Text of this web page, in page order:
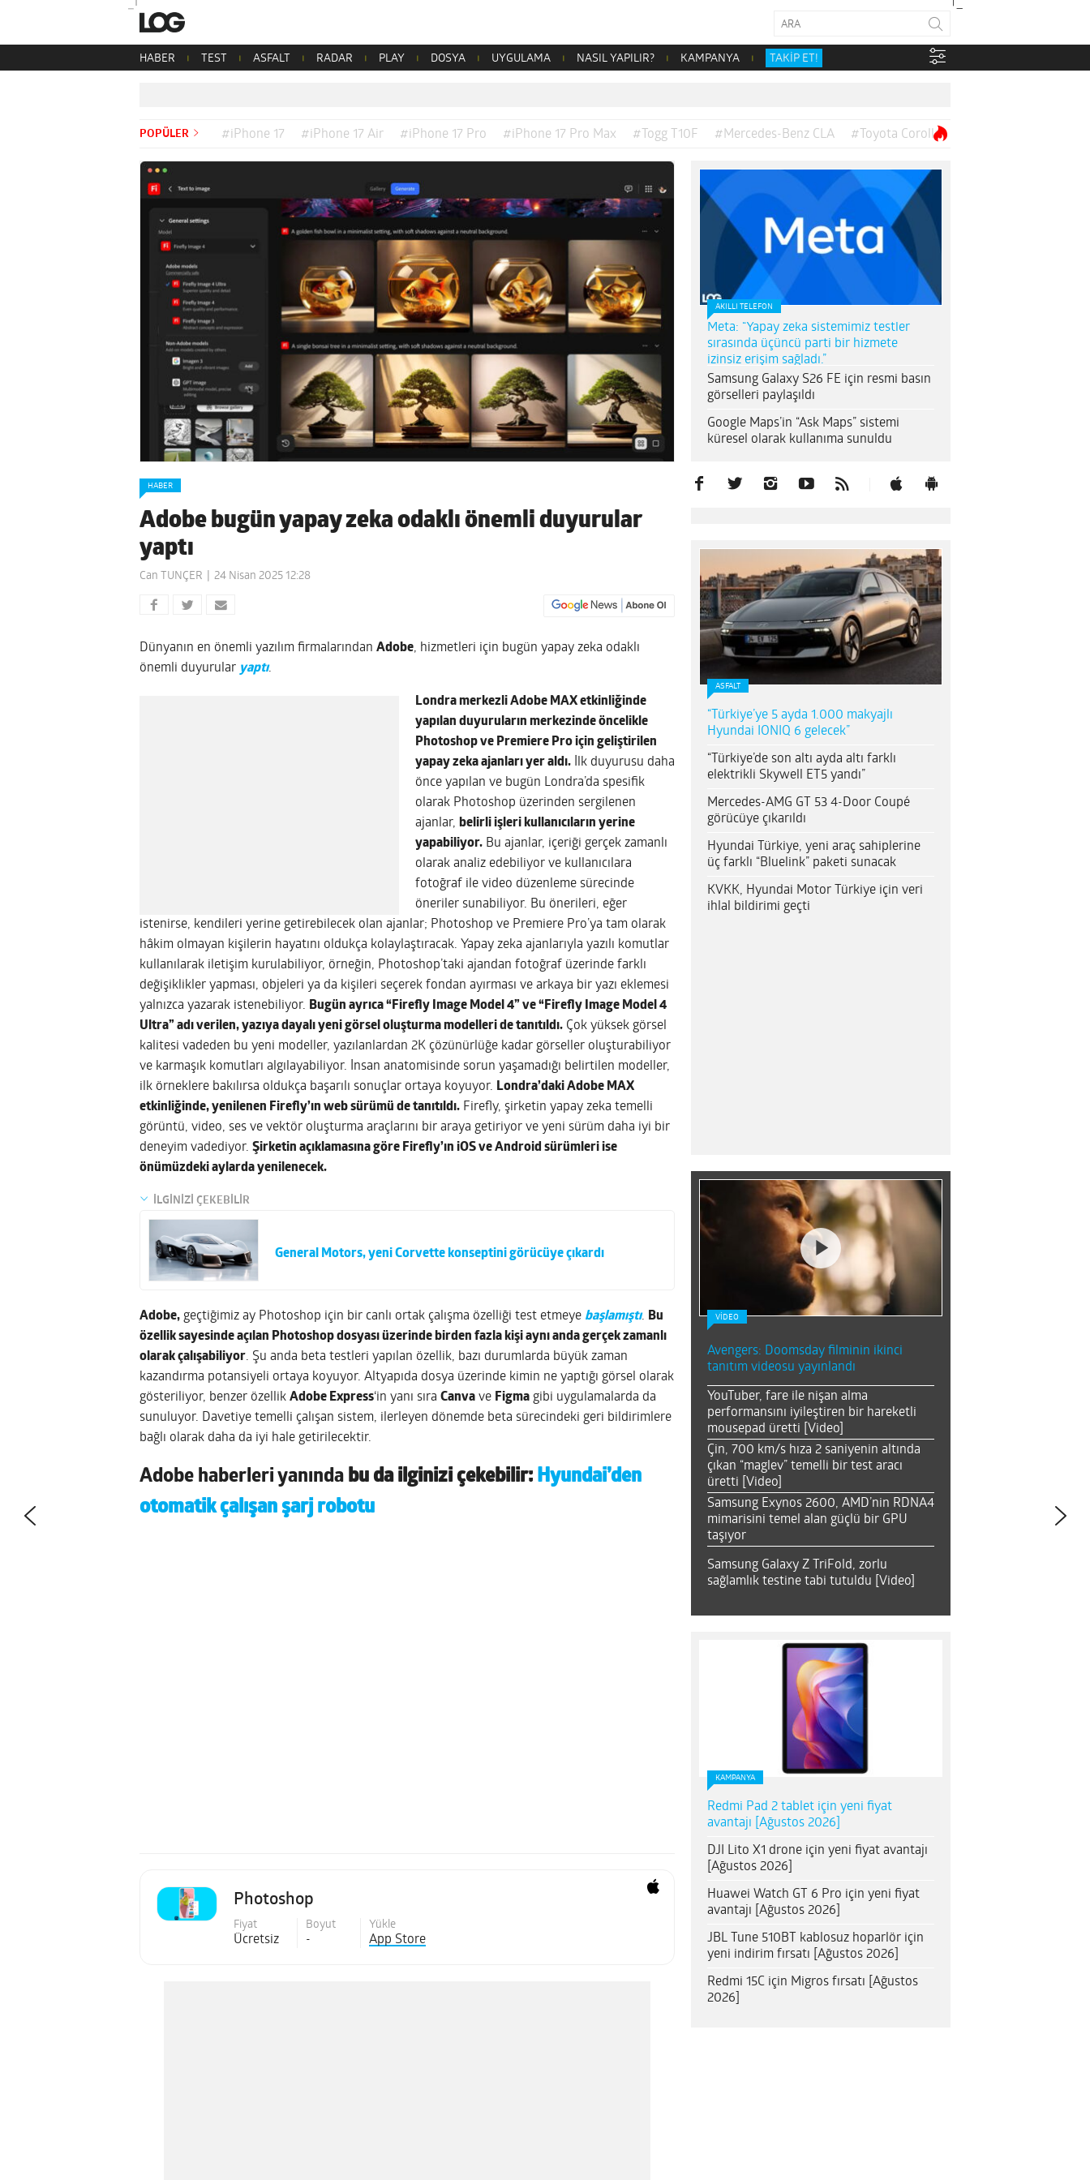
HABER TEST ASFALT RADAR PLAY DOSYA UYGULAMA NASIL YAPILIR? KAMPANYA TAKİP ET!
POPÜLER #iPhone 17 #iPhone 17 Air #iPhone 17 Pro #iPhone 17 Pro Max #Togg T10F #Mercedes-Benz CLA #Toyota Corolla
HABER
Adobe bugün yapay zeka odaklı önemli duyurular
yaptı
Can TUNÇER 24 Nisan 2025 12:28
Dünyanın en önemli yazılım firmalarından Adobe, hizmetleri için bugün yapay zeka odaklı
önemli duyurular yaptı.
Londra merkezli Adobe MAX etkinliğinde
yapılan duyuruların merkezinde öncelikle
Photoshop ve Premiere Pro için geliştirilen
yapay zeka ajanları yer aldı. İlk duyurusu daha
önce yapılan ve bugün Londra’da spesifik
olarak Photoshop üzerinden sergilenen
ajanlar, belirli işleri kullanıcıların yerine
yapabiliyor. Bu ajanlar, içeriği gerçek zamanlı
olarak analiz edebiliyor ve kullanıcılara
fotoğraf ile video düzenleme sürecinde
öneriler sunabiliyor. Bu önerileri, eğer
istenirse, kendileri yerine getirebilecek olan ajanlar; Photoshop ve Premiere Pro’ya tam olarak
hâkim olmayan kişilerin hayatını oldukça kolaylaştıracak. Yapay zeka ajanlarıyla yazılı komutlar
kullanılarak iletişim kurulabiliyor, örneğin, Photoshop’taki ajandan fotoğraf üzerinde farklı
değişiklikler yapması, objeleri ya da kişileri seçerek fondan ayırması ve arkaya bir yazı eklemesi
yalnızca yazarak istenebiliyor. Bugün ayrıca “Firefly Image Model 4” ve “Firefly Image Model 4
Ultra” adı verilen, yazıya dayalı yeni görsel oluşturma modelleri de tanıtıldı. Çok yüksek görsel
kalitesi vadeden bu yeni modeller, yazılanlardan 2K çözünürlüğe kadar görseller oluşturabiliyor
ve karmaşık komutları algılayabiliyor. İnsan anatomisinde sorun yaşamadığı belirtilen modeller,
ilk örneklere bakılırsa oldukça başarılı sonuçlar ortaya koyuyor. Londra’daki Adobe MAX
etkinliğinde, yenilenen Firefly’ın web sürümü de tanıtıldı. Firefly, şirketin yapay zeka temelli
görüntü, video, ses ve vektör oluşturma araçlarını bir araya getiriyor ve yeni sürüm daha iyi bir
deneyim vadediyor. Şirketin açıklamasına göre Firefly’ın iOS ve Android sürümleri ise
önümüzdeki aylarda yenilenecek.
İLGİNİZİ ÇEKEBİLİR
General Motors, yeni Corvette konseptini görücüye çıkardı
Adobe, geçtiğimiz ay Photoshop için bir canlı ortak çalışma özelliği test etmeye başlamıştı. Bu
özellik sayesinde açılan Photoshop dosyası üzerinde birden fazla kişi aynı anda gerçek zamanlı
olarak çalışabiliyor. Şu anda beta testleri yapılan özellik, bazı durumlarda büyük zaman
kazandırma potansiyeli ortaya koyuyor. Altyapıda dosya üzerinde kimin ne yaptığı görsel olarak
gösteriliyor, benzer özellik Adobe Express‘in yanı sıra Canva ve Figma gibi uygulamalarda da
sunuluyor. Davetiye temelli çalışan sistem, ilerleyen dönemde beta sürecindeki geri bildirimlere
bağlı olarak daha da iyi hale getirilecektir.
Adobe haberleri yanında bu da ilginizi çekebilir: Hyundai’den
otomatik çalışan şarj robotu
Photoshop
Fiyat
Ücretsiz
Boyut
-
Yükle
App Store
AKILLI TELEFON
Meta: “Yapay zeka sistemimiz testler
sırasında üçüncü parti bir hizmete
izinsiz erişim sağladı.”
Samsung Galaxy S26 FE için resmi basın
görselleri paylaşıldı
Google Maps’in “Ask Maps” sistemi
küresel olarak kullanıma sunuldu
ASFALT
“Türkiye’ye 5 ayda 1.000 makyajlı
Hyundai IONIQ 6 gelecek”
“Türkiye’de son altı ayda altı farklı
elektrikli Skywell ET5 yandı”
Mercedes-AMG GT 53 4-Door Coupé
görücüye çıkarıldı
Hyundai Türkiye, yeni araç sahiplerine
üç farklı “Bluelink” paketi sunacak
KVKK, Hyundai Motor Türkiye için veri
ihlal bildirimi geçti
VİDEO
Avengers: Doomsday filminin ikinci
tanıtım videosu yayınlandı
YouTuber, fare ile nişan alma
performansını iyileştiren bir hareketli
mousepad üretti [Video]
Çin, 700 km/s hıza 2 saniyenin altında
çıkan “maglev” temelli bir test aracı
üretti [Video]
Samsung Exynos 2600, AMD’nin RDNA4
mimarisini temel alan güçlü bir GPU
taşıyor
Samsung Galaxy Z TriFold, zorlu
sağlamlık testine tabi tutuldu [Video]
KAMPANYA
Redmi Pad 2 tablet için yeni fiyat
avantajı [Ağustos 2026]
DJI Lito X1 drone için yeni fiyat avantajı
[Ağustos 2026]
Huawei Watch GT 6 Pro için yeni fiyat
avantajı [Ağustos 2026]
JBL Tune 510BT kablosuz hoparlör için
yeni indirim fırsatı [Ağustos 2026]
Redmi 15C için Migros fırsatı [Ağustos
2026]